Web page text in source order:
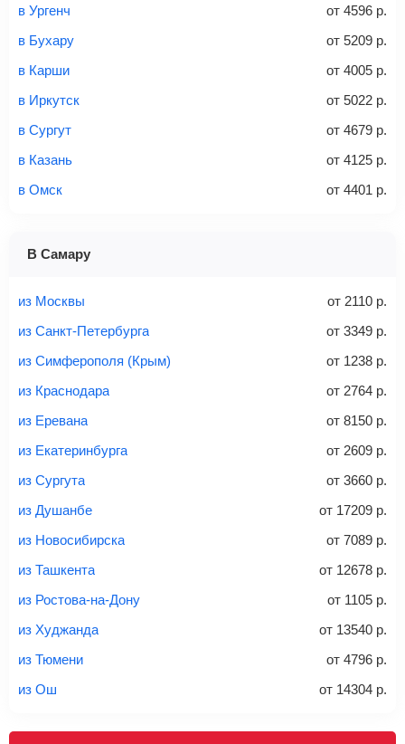
не более 23 кг – эконом-класс
Стоимость авиабилетов зависит от выбранного тарифа:
Без багажа
Количество багажа
1 место
Вес багажа
20-23 кг 40 кг
*При необходимости багаж оплачивается отдельно при
правило, сразу купить билет с багажом дешевле, чем
дополнительно оплачивать его в аэропорту.
Важно:При покупке билета рекомендуем внимательно
проверять на официальном сайте продавца, включен ли
багаж в стоимость.
Подробная информация о перевозке багажа и его габаритах
в Ургенч
от 4596 р.
в Бухару
от 5209 р.
в Карши
от 4005 р.
в Иркутск
от 5022 р.
в Сургут
от 4679 р.
в Казань
от 4125 р.
в Омск
от 4401 р.
В Самару
из Москвы от 2110 р.
из Санкт-Петербурга
от 3349 р.
из Симферополя (Крым)
от 1238 р.
из Краснодара
от 2764 р.
из Еревана
от 8150 р.
из Екатеринбурга
от 2609 р.
из Сургута
от 3660 р.
из Душанбе
от 17209 р.
из Новосибирска
от 7089 р.
из Ташкента
от 12678 р.
из Ростова-на-Дону
от 1105 р.
из Худжанда
от 13540 р.
из Тюмени
от 4796 р.
из Ош
от 14304 р.